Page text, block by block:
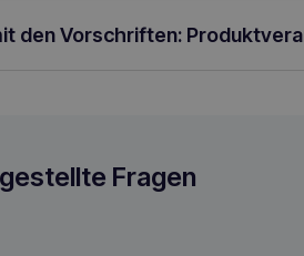
den Vorschriften:
Fragen